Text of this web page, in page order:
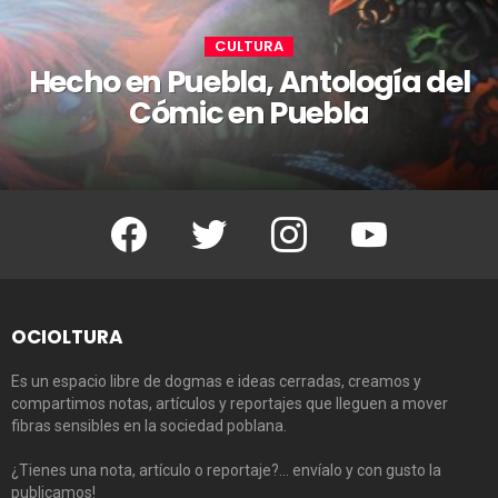
CULTURA
Hecho en Puebla, Antología del
Cómic en Puebla
Facebook Twitter Instagram Youtube
OCIOLTURA
Es un espacio libre de dogmas e ideas cerradas, creamos y
compartimos notas, artículos y reportajes que lleguen a mover
fibras sensibles en la sociedad poblana.
¿Tienes una nota, artículo o reportaje?… envíalo y con gusto la
publicamos!